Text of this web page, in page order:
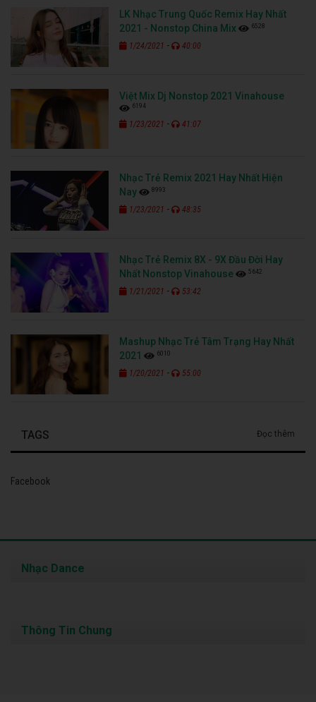
LK Nhạc Trung Quốc Remix Hay Nhất
2021 - Nonstop China Mix
6528
1/24/2021 - 40:00
Việt Mix Dj Nonstop 2021 Vinahouse
6194
1/23/2021 - 41:07
Nhạc Trẻ Remix 2021 Hay Nhất Hiện
Nay
8993
1/23/2021 - 48:35
Nhạc Trẻ Remix 8X - 9X Đầu Đời Hay
Nhất Nonstop Vinahouse
5642
1/21/2021 - 53:42
Mashup Nhạc Trẻ Tâm Trạng Hay Nhất
2021
6010
1/20/2021 - 55:00
TAGS Đọc thêm
Facebook
Nhạc Dance
Thông Tin Chung